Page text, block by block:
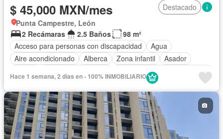
$ 45,000 MXN/mes
Destacado
Punta Campestre, León
2 Recámaras
2.5 Baños
98 m²
Acceso para personas con discapacidad
Agua
Aire acondicionado
Alberca Zona infantil
Asador
Circuito cerrado de televisión
Cocina integral
Cuarto de Limpieza
Electricidad
Elevador
Estacionamiento
Gas natural Gimnasio
Internet
Jacuzzi
Despacho
Recámara con closet
Sala polivalente
Seguridad
Televisión por cable
Hace 1 semana, 2 días en - 100% INMOBILIARIO